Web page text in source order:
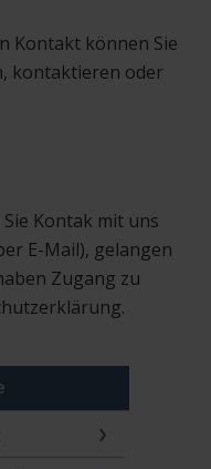
Kontakt können Sie
kontaktieren oder
Kontak mit uns
E-Mail), gelangen
Zugang zu